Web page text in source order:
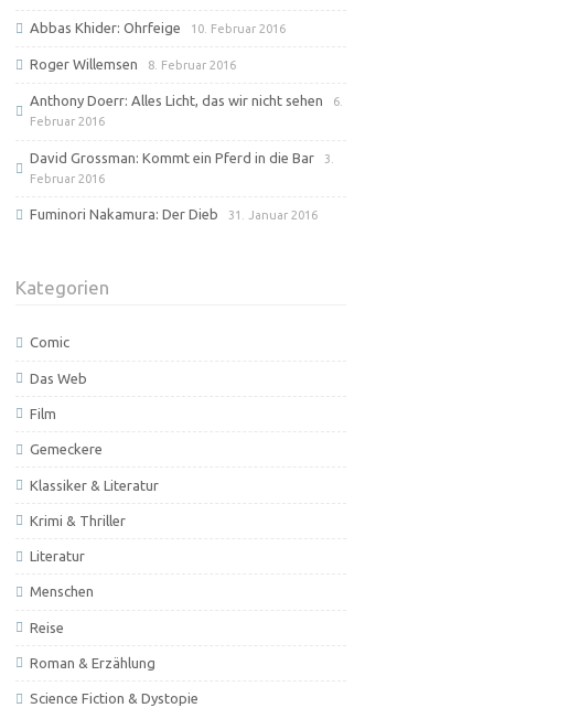
Abbas Khider: Ohrfeige 10. Februar 2016
Roger Willemsen 8. Februar 2016
Anthony Doerr: Alles Licht, das wir nicht sehen
6.
Februar 2016
David Grossman: Kommt ein Pferd in die Bar
3.
Februar 2016
Fuminori Nakamura: Der Dieb 31. Januar 2016
Kategorien
Comic
Das Web
Film
Gemeckere
Klassiker & Literatur
Krimi & Thriller
Literatur
Menschen
Reise
Roman & Erzählung
Science Fiction & Dystopie